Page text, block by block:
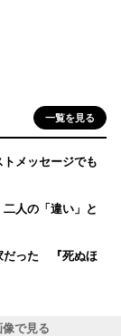
一覧を見る
メッセージでも
人の「違い」と
だった 『死ぬほ
像で見る